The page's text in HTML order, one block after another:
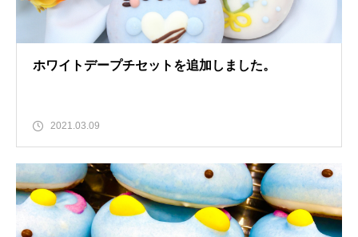
ホワイトデープチセットを追加しました。
2021.03.09